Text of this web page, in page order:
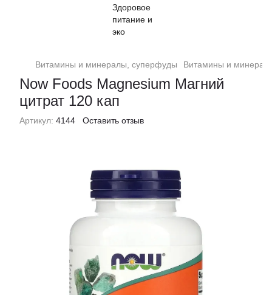
Витамины и минералы, суперфуды Витамины и
Now Foods Magnesium Магний
цитрат 120 кап
Артикул: 4144 Оставить отзыв